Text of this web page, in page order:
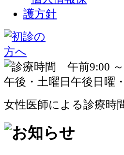
女性医師による診療時